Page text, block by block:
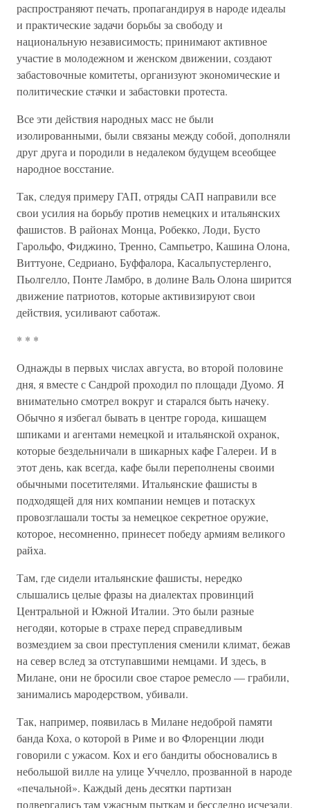
распространяют печать, пропагандируя в народе идеалы
и практические задачи борьбы за свободу и
национальную независимость; принимают активное
участие в молодежном и женском движении, создают
забастовочные комитеты, организуют экономические и
политические стачки и забастовки протеста.
Все эти действия народных масс не были
изолированными, были связаны между собой, дополняли
друг друга и породили в недалеком будущем всеобщее
народное восстание.
Так, следуя примеру ГАП, отряды САП направили все
свои усилия на борьбу против немецких и итальянских
фашистов. В районах Монца, Робекко, Лоди, Бусто
Гарольфо, Фиджино, Тренно, Сампьетро, Кашина Олона,
Виттуоне, Седриано, Буффалора, Касальпустерленго,
Пьолгелло, Понте Ламбро, в долине Валь Олона ширится
движение патриотов, которые активизируют свои
действия, усиливают саботаж.
* * *
Однажды в первых числах августа, во второй половине
дня, я вместе с Сандрой проходил по площади Дуомо. Я
внимательно смотрел вокруг и старался быть начеку.
Обычно я избегал бывать в центре города, кишащем
шпиками и агентами немецкой и итальянской охранок,
которые бездельничали в шикарных кафе Галереи. И в
этот день, как всегда, кафе были переполнены своими
обычными посетителями. Итальянские фашисты в
подходящей для них компании немцев и потаскух
провозглашали тосты за немецкое секретное оружие,
которое, несомненно, принесет победу армиям великого
райха.
Там, где сидели итальянские фашисты, нередко
слышались целые фразы на диалектах провинций
Центральной и Южной Италии. Это были разные
негодяи, которые в страхе перед справедливым
возмездием за свои преступления сменили климат, бежав
на север вслед за отступавшими немцами. И здесь, в
Милане, они не бросили свое старое ремесло — грабили,
занимались мародерством, убивали.
Так, например, появилась в Милане недоброй памяти
банда Коха, о которой в Риме и во Флоренции люди
говорили с ужасом. Кох и его бандиты обосновались в
небольшой вилле на улице Уччелло, прозванной в народе
«печальной». Каждый день десятки партизан
подвергались там ужасным пыткам и бесследно исчезали.